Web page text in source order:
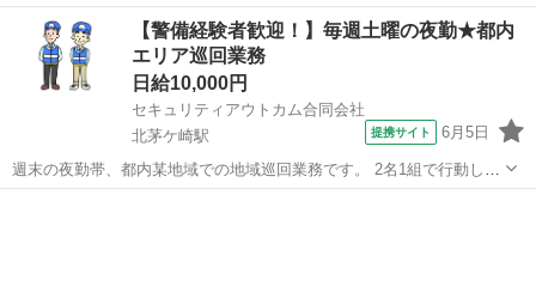
も安心して働ける環境です。交通量の少ない現場がほとんどなので、
落ち着いて業務に取り組めます。 ★ 商店街主宰の地域活性化イベント
警備 地域を盛り上げるイベン...
神奈川 北茅ケ崎駅 警備員
【警備経験者歓迎！】毎週土曜の夜勤★都内
エリア巡回業務
日給10,000円
セキュリティアウトカム合同会社
北茅ケ崎駅
提携サイト 6月5日
週末の夜勤帯、都内某地域での地域巡回業務です。 2名1組で行動しま
す。 地域内の指定防止行為をしている人に対して注意喚起します。 実